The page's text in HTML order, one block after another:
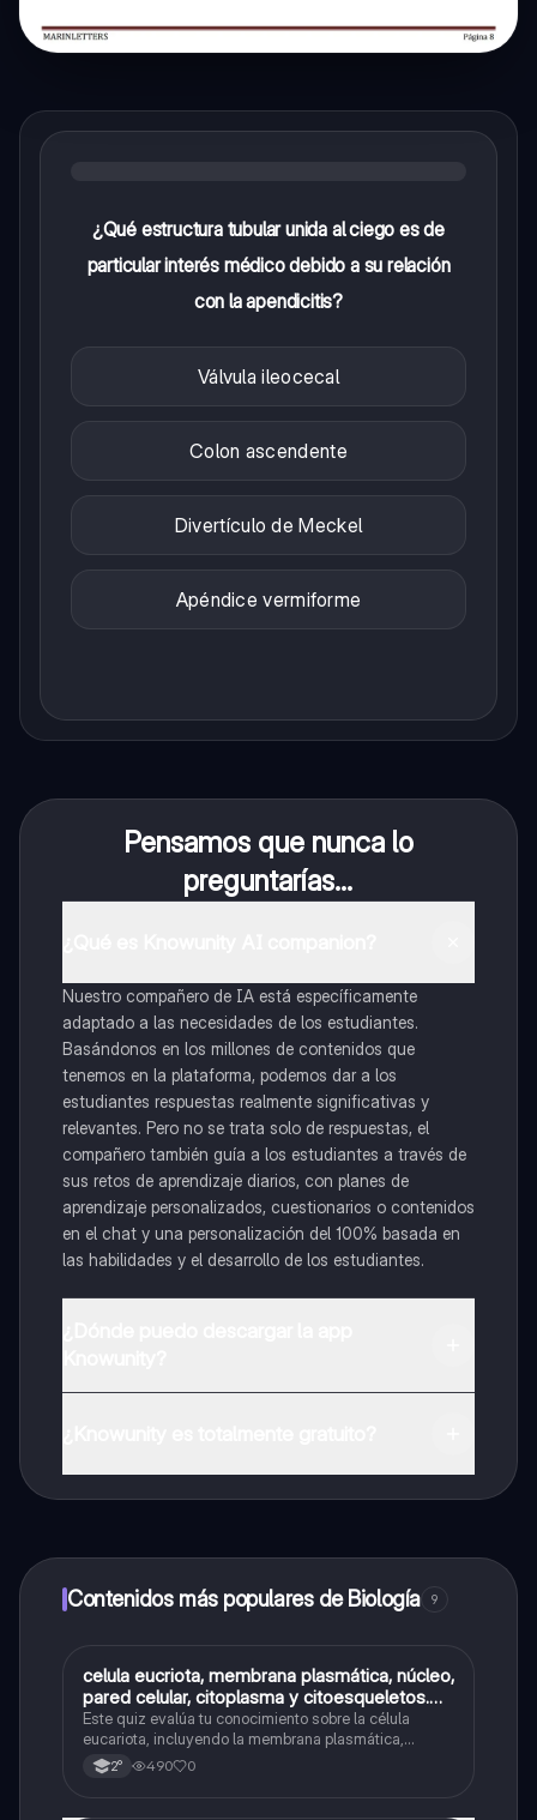
¿Qué estructura tubular unida al ciego es de
particular interés médico debido a su relación
con la apendicitis?
Válvula ileocecal
Colon ascendente
Divertículo de Meckel
Apéndice vermiforme
Pensamos que nunca lo
preguntarías...
Nuestro compañero de IA está específicamente
adaptado a las necesidades de los estudiantes.
Basándonos en los millones de contenidos que
tenemos en la plataforma, podemos dar a los
estudiantes respuestas realmente significativas y
relevantes. Pero no se trata solo de respuestas, el
compañero también guía a los estudiantes a través de
sus retos de aprendizaje diarios, con planes de
aprendizaje personalizados, cuestionarios o contenidos
en el chat y una personalización del 100% basada en
las habilidades y el desarrollo de los estudiantes.
a determinadas funciones.
Contenidos más populares de Biología 9
CBiología
celula eucriota, membrana plasmática, núcleo,
pared celular, citoplasma y citoesqueletos.
nombre se las partes de la celula eucariota
Este quiz evalúa tu conocimiento sobre la célula
eucariota, incluyendo la membrana plasmática,
núcleo, pared celular, citoplasma y citoesqueleto.
2° 490 0